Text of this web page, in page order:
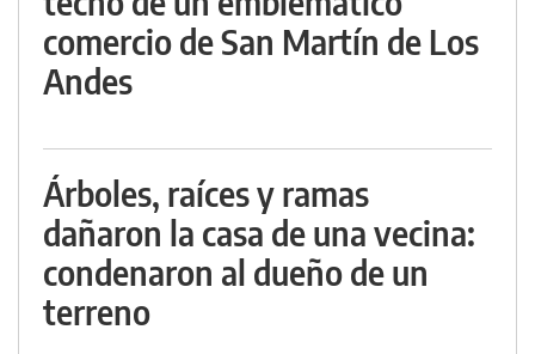
comercio de San Martín de Los
Andes
Árboles, raíces y ramas
dañaron la casa de una vecina:
condenaron al dueño de un
terreno